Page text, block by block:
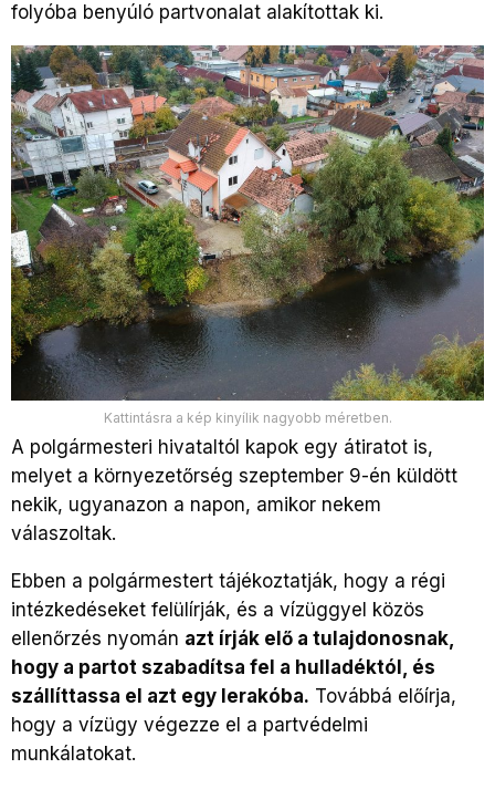
folyóba benyúló partvonalat alakítottak ki.
Kattintásra a kép kinyílik nagyobb méretben.
A polgármesteri hivataltól kapok egy átiratot is,
melyet a környezetőrség szeptember 9-én küldött
nekik, ugyanazon a napon, amikor nekem
válaszoltak.
Ebben a polgármestert tájékoztatják, hogy a régi
intézkedéseket felülírják, és a vízüggyel közös
ellenőrzés nyomán azt írják elő a tulajdonosnak,
hogy a partot szabadítsa fel a hulladéktól, és
szállíttassa el azt egy lerakóba. Továbbá előírja,
hogy a vízügy végezze el a partvédelmi
munkálatokat.